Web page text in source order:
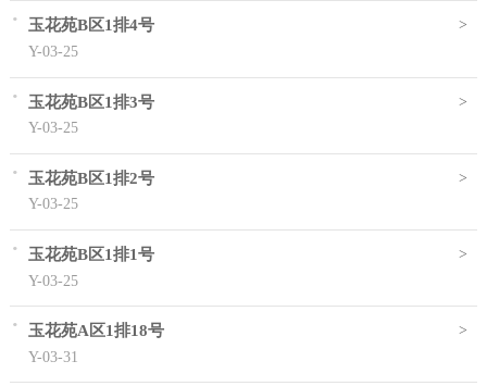
·
玉花苑B区1排4号
Y-03-25
>
·
玉花苑B区1排3号
Y-03-25
>
·
玉花苑B区1排2号
Y-03-25
>
·
玉花苑B区1排1号
Y-03-25
>
·
玉花苑A区1排18号
Y-03-31
>